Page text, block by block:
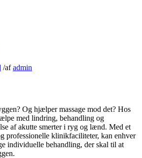
/afadmin
Og hjælper massage mod det? Hos
med lindring, behandling og
af akutte smerter i ryg og lænd. Med et
professionelle klinikfaciliteter, kan enhver
individuelle behandling, der skal til at